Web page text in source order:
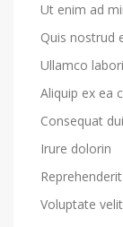
Ut enim ad
Quis nostrud
Ullamco
Aliquip ex ea
Consequat
Irure dolorin
Reprehenderit
Voluptate